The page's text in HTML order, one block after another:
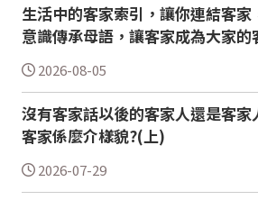
生活中的客家索引，讓你連結客家
意識傳承母語，讓客家成為大家的
(下)
2026-08-05
沒有客家話以後的客家人還是客家
客家係麼介樣貌?(上)
2026-07-29